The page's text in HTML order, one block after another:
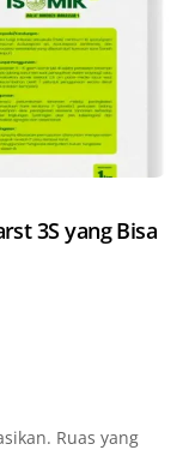
3S yang Bisa
Ruas yang